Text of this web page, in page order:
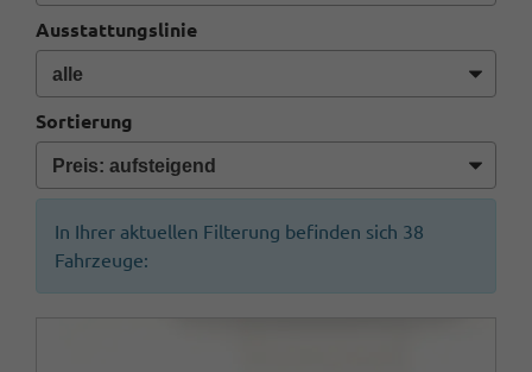
Ausstattungslinie
Sortierung
In Ihrer aktuellen Filterung befinden sich 38
Fahrzeuge: